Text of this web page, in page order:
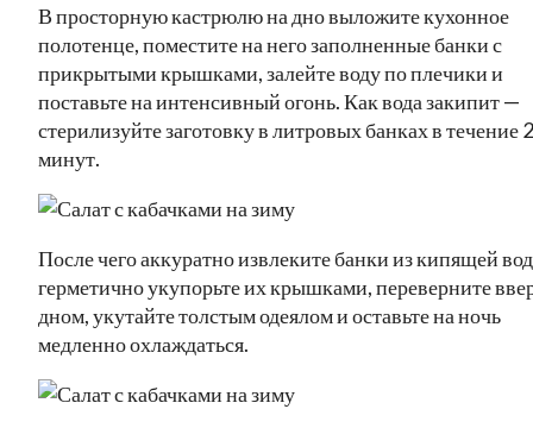
В просторную кастрюлю на дно выложите кухонное
полотенце, поместите на него заполненные банки с
прикрытыми крышками, залейте воду по плечики и
поставьте на интенсивный огонь. Как вода закипит —
стерилизуйте заготовку в литровых банках в течение
минут.
После чего аккуратно извлеките банки из кипящей
герметично укупорьте их крышками, переверните
дном, укутайте толстым одеялом и оставьте на ночь
медленно охлаждаться.